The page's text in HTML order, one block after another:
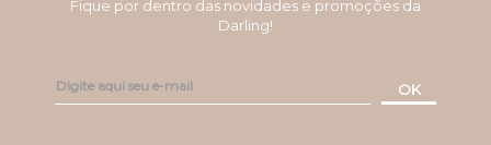
Fique por dentro das novidades e promoções da
Darling!
OK